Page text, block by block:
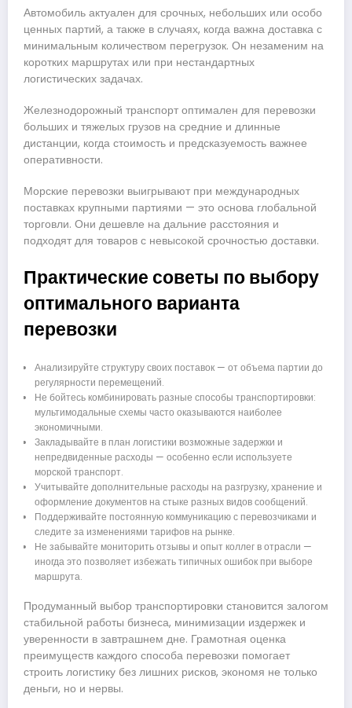
Автомобиль актуален для срочных, небольших или особо
ценных партий, а также в случаях, когда важна доставка с
минимальным количеством перегрузок. Он незаменим на
коротких маршрутах или при нестандартных
логистических задачах.
Железнодорожный транспорт оптимален для перевозки
больших и тяжелых грузов на средние и длинные
дистанции, когда стоимость и предсказуемость важнее
оперативности.
Морские перевозки выигрывают при международных
поставках крупными партиями — это основа глобальной
торговли. Они дешевле на дальние расстояния и
подходят для товаров с невысокой срочностью доставки.
Практические советы по выбору
оптимального варианта
перевозки
Анализируйте структуру своих поставок — от объема партии до
регулярности перемещений.
Не бойтесь комбинировать разные способы транспортировки:
мультимодальные схемы часто оказываются наиболее
экономичными.
Закладывайте в план логистики возможные задержки и
непредвиденные расходы — особенно если используете
морской транспорт.
Учитывайте дополнительные расходы на разгрузку, хранение и
оформление документов на стыке разных видов сообщений.
Поддерживайте постоянную коммуникацию с перевозчиками и
следите за изменениями тарифов на рынке.
Не забывайте мониторить отзывы и опыт коллег в отрасли —
иногда это позволяет избежать типичных ошибок при выборе
маршрута.
Продуманный выбор транспортировки становится залогом
стабильной работы бизнеса, минимизации издержек и
уверенности в завтрашнем дне. Грамотная оценка
преимуществ каждого способа перевозки помогает
строить логистику без лишних рисков, экономя не только
деньги, но и нервы.